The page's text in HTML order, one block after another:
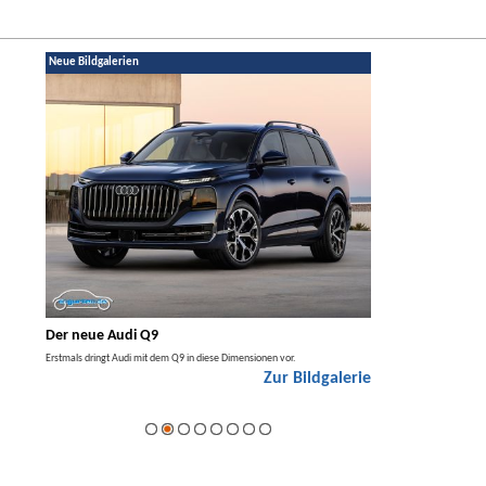
Neue Bildgalerien
Der neue Audi Q9
Erstmals dringt Audi mit dem Q9 in diese Dimensionen vor.
Zur Bildgalerie